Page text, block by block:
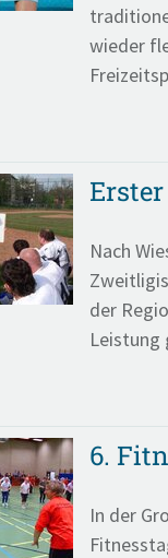
wieder
Nach
der
Leistung
6.
In der